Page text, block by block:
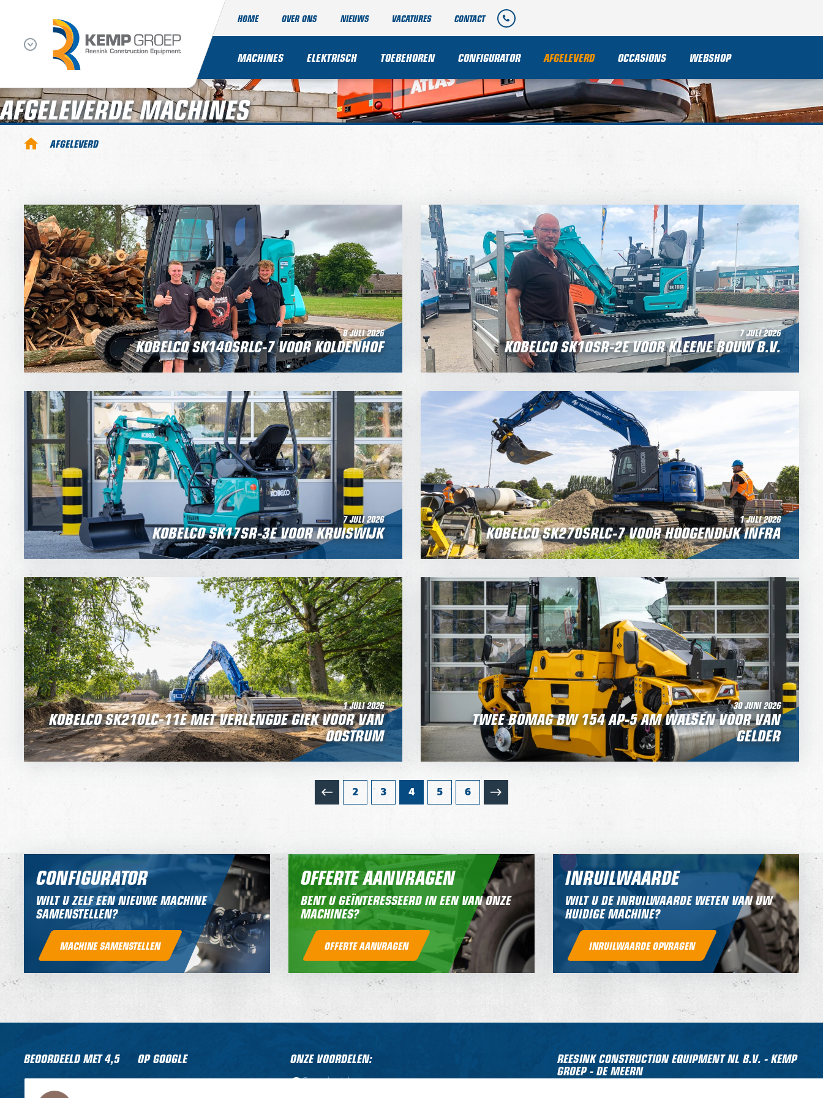
HOME OVER ONS NIEUWS VACATURES CONTACT
MACHINES ELEKTRISCH TOEBEHOREN CONFIGURATOR AFGELEVERD OCCASIONS WEBSHOP
AFGELEVERDE MACHINES
AFGELEVERD
8 JULI 2026
KOBELCO SK140SRLC-7 VOOR KOLDENHOF
7 JULI 2026
KOBELCO SK10SR-2E VOOR KLEENE BOUW B.V.
7 JULI 2026
KOBELCO SK17SR-3E VOOR KRUISWIJK
1 JULI 2026
KOBELCO SK270SRLC-7 VOOR HOOGENDIJK INFRA
1 JULI 2026
KOBELCO SK210LC‑11E MET VERLENGDE GIEK VOOR VAN
OOSTRUM
30 JUNI 2026
TWEE BOMAG BW 154 AP-5 AM WALSEN VOOR VAN
GELDER
2 3 4 5 6
CONFIGURATOR
WILT U ZELF EEN NIEUWE MACHINE
SAMENSTELLEN?
MACHINE SAMENSTELLEN
OFFERTE AANVRAGEN
BENT U GEÏNTERESSEERD IN EEN VAN ONZE
MACHINES?
OFFERTE AANVRAGEN
INRUILWAARDE
WILT U DE INRUILWAARDE WETEN VAN UW
HUIDIGE MACHINE?
INRUILWAARDE OPVRAGEN
BEOORDEELD MET4,5 OP GOOGLE ONZE VOORDELEN:
Compleet leveringsprogramma
REESINK CONSTRUCTION EQUIPMENT NL B.V. - KEMP
GROEP - DE MEERN